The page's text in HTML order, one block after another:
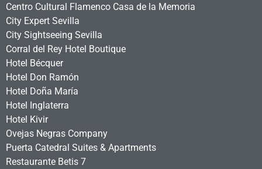
Centro Cultural Flamenco Casa de la Memoria
City Expert Sevilla
City Sightseeing Sevilla
Corral del Rey Hotel Boutique
Hotel Bécquer
Hotel Don Ramón
Hotel Doña María
Hotel Inglaterra
Hotel Kivir
Ovejas Negras Company
Puerta Catedral Suites & Apartments
Restaurante Betis 7